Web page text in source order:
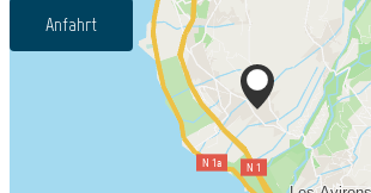
Anfahrt